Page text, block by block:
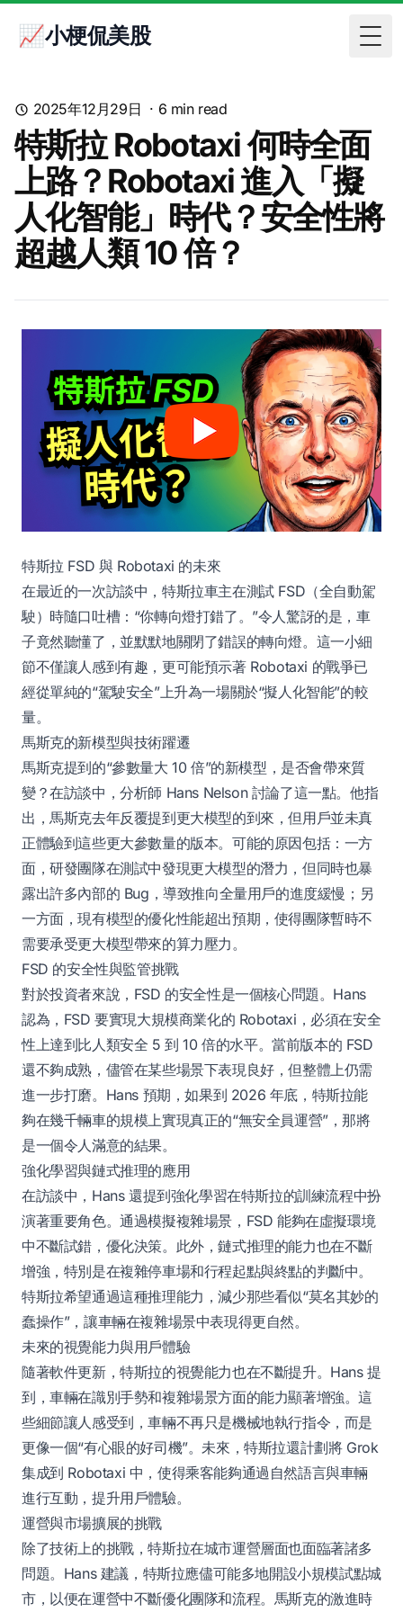
📈小梗侃美股
2025年12月29日 · 6 min read
特斯拉 Robotaxi 何時全面
上路？Robotaxi 進入「擬
人化智能」時代？安全性將
超越人類 10 倍？
特斯拉 FSD 與 Robotaxi 的未來
在最近的一次訪談中，特斯拉車主在測試 FSD（全自動駕
駛）時隨口吐槽：“你轉向燈打錯了。”令人驚訝的是，車
子竟然聽懂了，並默默地關閉了錯誤的轉向燈。這一小細
節不僅讓人感到有趣，更可能預示著 Robotaxi 的戰爭已
經從單純的“駕駛安全”上升為一場關於“擬人化智能”的較
量。
馬斯克的新模型與技術躍遷
馬斯克提到的“參數量大 10 倍”的新模型，是否會帶來質
變？在訪談中，分析師 Hans Nelson 討論了這一點。他指
出，馬斯克去年反覆提到更大模型的到來，但用戶並未真
正體驗到這些更大參數量的版本。可能的原因包括：一方
面，研發團隊在測試中發現更大模型的潛力，但同時也暴
露出許多內部的 Bug，導致推向全量用戶的進度緩慢；另
一方面，現有模型的優化性能超出預期，使得團隊暫時不
需要承受更大模型帶來的算力壓力。
FSD 的安全性與監管挑戰
對於投資者來說，FSD 的安全性是一個核心問題。Hans
認為，FSD 要實現大規模商業化的 Robotaxi，必須在安全
性上達到比人類安全 5 到 10 倍的水平。當前版本的 FSD
還不夠成熟，儘管在某些場景下表現良好，但整體上仍需
進一步打磨。Hans 預期，如果到 2026 年底，特斯拉能
夠在幾千輛車的規模上實現真正的“無安全員運營”，那將
是一個令人滿意的結果。
強化學習與鏈式推理的應用
在訪談中，Hans 還提到強化學習在特斯拉的訓練流程中扮
演著重要角色。通過模擬複雜場景，FSD 能夠在虛擬環境
中不斷試錯，優化決策。此外，鏈式推理的能力也在不斷
增強，特別是在複雜停車場和行程起點與終點的判斷中。
特斯拉希望通過這種推理能力，減少那些看似“莫名其妙的
蠢操作”，讓車輛在複雜場景中表現得更自然。
未來的視覺能力與用戶體驗
隨著軟件更新，特斯拉的視覺能力也在不斷提升。Hans 提
到，車輛在識別手勢和複雜場景方面的能力顯著增強。這
些細節讓人感受到，車輛不再只是機械地執行指令，而是
更像一個“有心眼的好司機”。未來，特斯拉還計劃將 Grok
集成到 Robotaxi 中，使得乘客能夠通過自然語言與車輛
進行互動，提升用戶體驗。
運營與市場擴展的挑戰
除了技術上的挑戰，特斯拉在城市運營層面也面臨著諸多
問題。Hans 建議，特斯拉應儘可能多地開設小規模試點城
市，以便在運營中不斷優化團隊和流程。馬斯克的激進時